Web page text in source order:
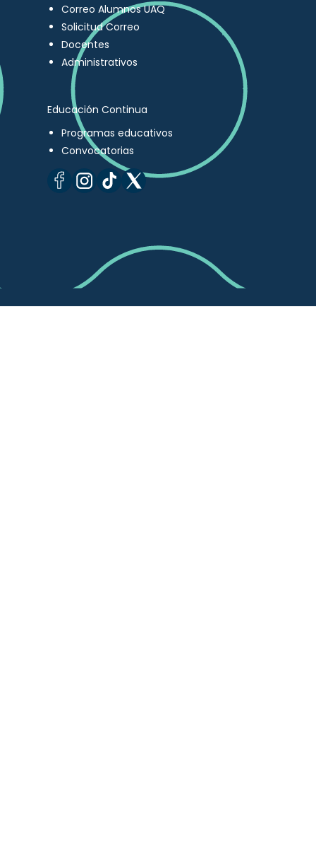
Correo Alumnos UAQ
Solicitud Correo
Docentes
Administrativos
Educación Continua
Programas educativos
Convocatorias